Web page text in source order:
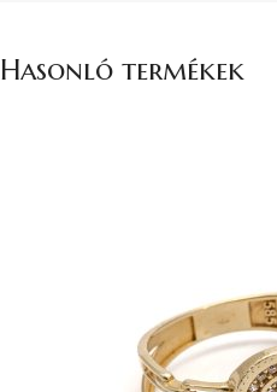
Hasonló termékek